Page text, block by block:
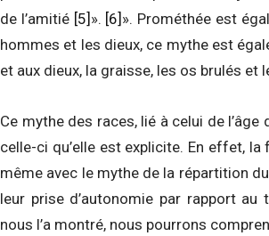
de l’amitié [5] ». [6] ». Prométhée est
hommes et les dieux, ce mythe est
et aux dieux, la graisse, les os brulés et
Ce mythe des races, lié à celui de
celle-ci qu’elle est explicite. En effet,
même avec le mythe de la répartition
leur prise d’autonomie par rapport
nous l’a montré, nous pourrons